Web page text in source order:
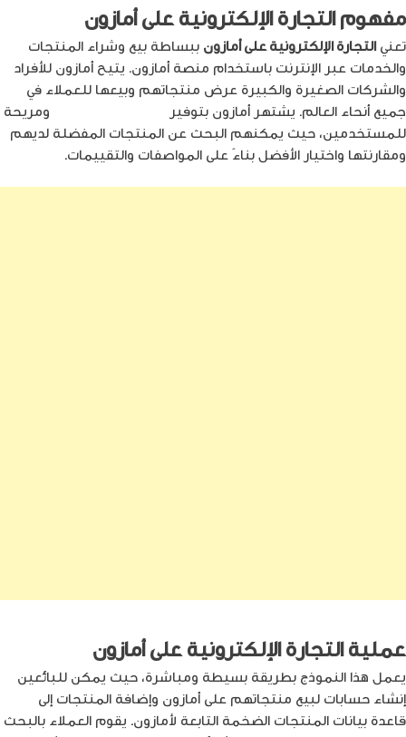
مفهوم التجارة الإلكترونية على أمازون
تعنيالتجارة الإلكترونية على أمازون ببساطة بيع وشراء المنتجات
والخدمات عبر الإنترنت باستخدام منصة أمازون. يتيح أمازون للأفراد
والشركات الصغيرة والكبيرة عرض منتجاتهم وبيعها للعملاء في
جميع أنحاء العالم. يشتهر أمازون بتوفير
ومريحة
للمستخدمين، حيث يمكنهم البحث عن المنتجات المفضلة لديهم
ومقارنتها واختيار الأفضل بناءً على المواصفات والتقييمات.
عملية التجارة الإلكترونية على أمازون
يعمل هذا النموذج بطريقة بسيطة ومباشرة، حيث يمكن للبائعين
إنشاء حسابات لبيع منتجاتهم على أمازون وإضافة المنتجات إلى
قاعدة بيانات المنتجات الضخمة التابعة لأمازون. يقوم العملاء بالبحث